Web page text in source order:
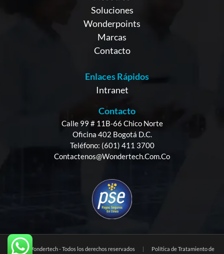
Soluciones
Wonderpoints
Marcas
Contacto
Enlaces Rápidos
Intranet
Contacto
Calle 99 # 11B-66 Chico Norte
Oficina 402 Bogotá D.C.
Teléfono: (601) 411 3700
Contactenos@wondertech.com.co
© 2025 Wondertech - Todos los derechos reservados |
Política de Tratamiento de